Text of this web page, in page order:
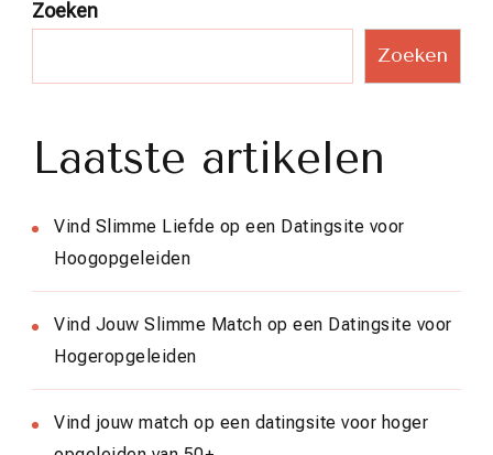
Zoeken
Zoeken
Laatste artikelen
Vind Slimme Liefde op een Datingsite voor
Hoogopgeleiden
Vind Jouw Slimme Match op een Datingsite voor
Hogeropgeleiden
Vind jouw match op een datingsite voor hoger